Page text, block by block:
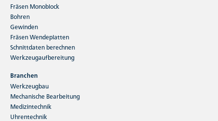
Fräsen Monoblock
Bohren
Gewinden
Fräsen Wendeplatten
Schnittdaten berechnen
Werkzeugaufbereitung
Branchen
Werkzeugbau
Mechanische Bearbeitung
Medizintechnik
Uhrentechnik